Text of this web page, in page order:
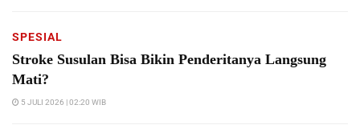
SPESIAL
Stroke Susulan Bisa Bikin Penderitanya Langsung
Mati?
5 JULI 2026 | 02:20 WIB